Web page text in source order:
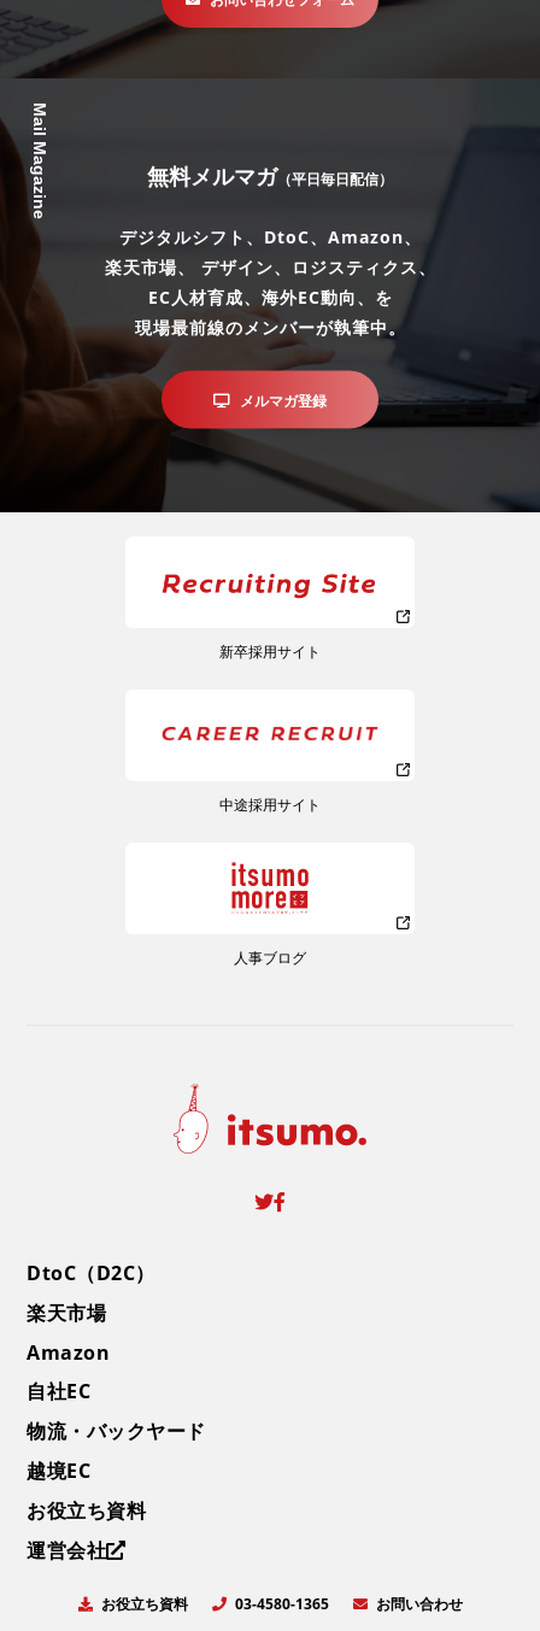
Mail Magazine 無料メルマガ （平日毎日配信）
デジタルシフト、DtoC、Amazon、
楽天市場、 デザイン、ロジスティクス、
EC人材育成、海外EC動向、を
現場最前線のメンバーが執筆中。
メルマガ登録
新卒採用サイト
中途採用サイト
人事ブログ
DtoC（D2C）
楽天市場
Amazon
自社EC
物流・バックヤード
越境EC
お役立ち資料
運営会社
お役立ち資料 03-4580-1365 お問い合わせ